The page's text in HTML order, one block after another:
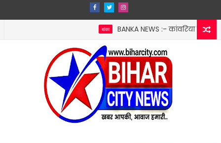
BANKA NEWS :- कांवरिया बनकर ले
अमीन ने की आत्महत्या, किराए के कमरे में फंदे से लटका मिला शव; पुलिस